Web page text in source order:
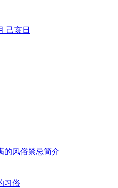
己亥日
的风俗禁忌简介
习俗